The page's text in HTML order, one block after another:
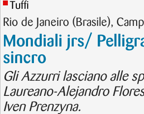
Tuffi
Rio de Janeiro (Brasile),
Mondiali jrs/
sincro
Gli Azzurri lasciano alle
Laureano-Alejandro
Iven Prenzyna.